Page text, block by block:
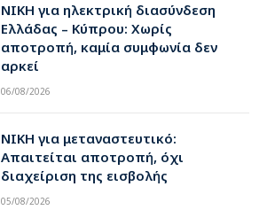
ΝΙΚΗ για ηλεκτρική διασύνδεση
Ελλάδας – Κύπρου: Χωρίς
αποτροπή, καμία συμφωνία δεν
αρκεί
06/08/2026
ΝΙΚΗ για μεταναστευτικό:
Απαιτείται αποτροπή, όχι
διαχείριση της εισβολής
05/08/2026